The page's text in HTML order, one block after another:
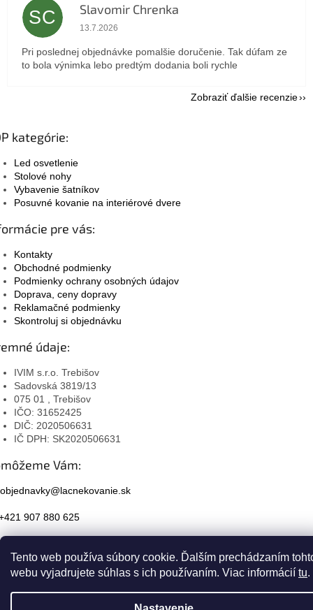
Tento web používa súbory cookie. Ďalším prechádzaním
webu vyjadrujete súhlas s ich používaním. Viac informácií tu.
SC Slavomir Chrenka
Hodnotenie obchodu je 5 z 5 hviezdičiek.
13.7.2026
Pri poslednej objednávke pomalšie doručenie. Tak dúfam ze
to bola výnimka lebo predtým dodania boli rychle
Zobraziť ďalšie recenzie
kategórie:
Led osvetlenie
Stolové nohy
Vybavenie šatníkov
Posuvné kovanie na interiérové dvere
pre vás:
Kontakty
Obchodné podmienky
Podmienky ochrany osobných údajov
Doprava, ceny dopravy
Reklamačné podmienky
Skontroluj si objednávku
údaje:
IVIM s.r.o. Trebišov
Sadovská 3819/13
075 01 , Trebišov
IČO: 31652425
DIČ: 2020506631
IČ DPH: SK2020506631
Vám:
objednavky@lacnekovanie.sk
907 880 625